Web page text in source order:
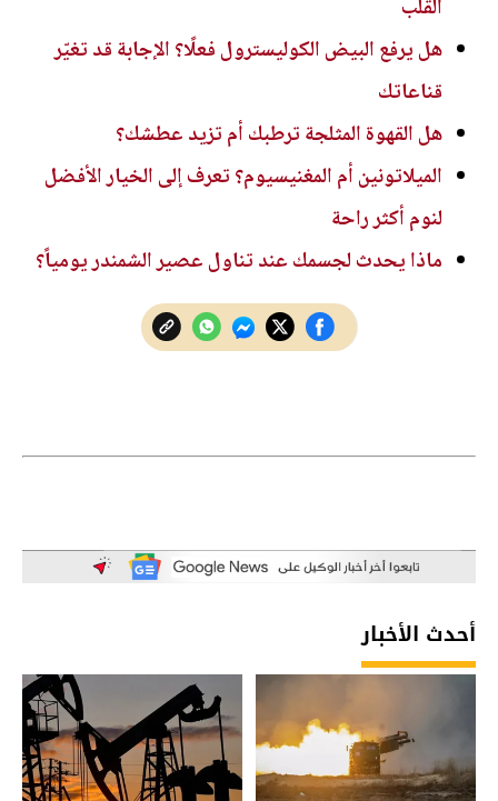
القلب
هل يرفع البيض الكوليسترول فعلًا؟ الإجابة قد تغيّر
قناعاتك
هل القهوة المثلجة ترطبك أم تزيد عطشك؟
الميلاتونين أم المغنيسيوم؟ تعرف إلى الخيار الأفضل
لنوم أكثر راحة
ماذا يحدث لجسمك عند تناول عصير الشمندر يومياً؟
أحدث الأخبار